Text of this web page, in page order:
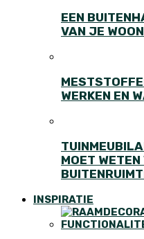
EEN
VAN JE
WERKEN EN
MOET
INSPIRATIE